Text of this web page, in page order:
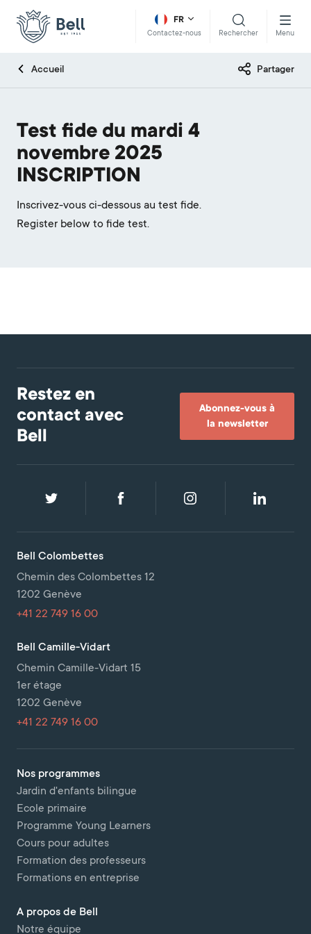
FR
Contactez-nous Rechercher Menu
Accueil Partager
Test fide du mardi 4
novembre 2025
INSCRIPTION
Inscrivez-vous ci-dessous au test fide.
Register below to fide test.
Restez en
contact avec
Bell
Abonnez-vous à
la newsletter
Nos programmes
Jardin d'enfants bilingue
Ecole primaire
Programme Young Learners
Cours pour adultes
Formation des professeurs
Formations en entreprise
A propos de Bell
Notre équipe
Bell Colombettes
Chemin des Colombettes 12
1202 Genève
+41 22 749 16 00
Bell Camille-Vidart
Chemin Camille-Vidart 15
1er étage
1202 Genève
+41 22 749 16 00